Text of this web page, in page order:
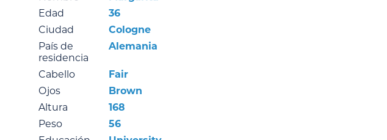
Edad
36
Ciudad
Cologne
País de
residencia
Alemania
Cabello
Fair
Ojos
Brown
Altura
168
Peso
56